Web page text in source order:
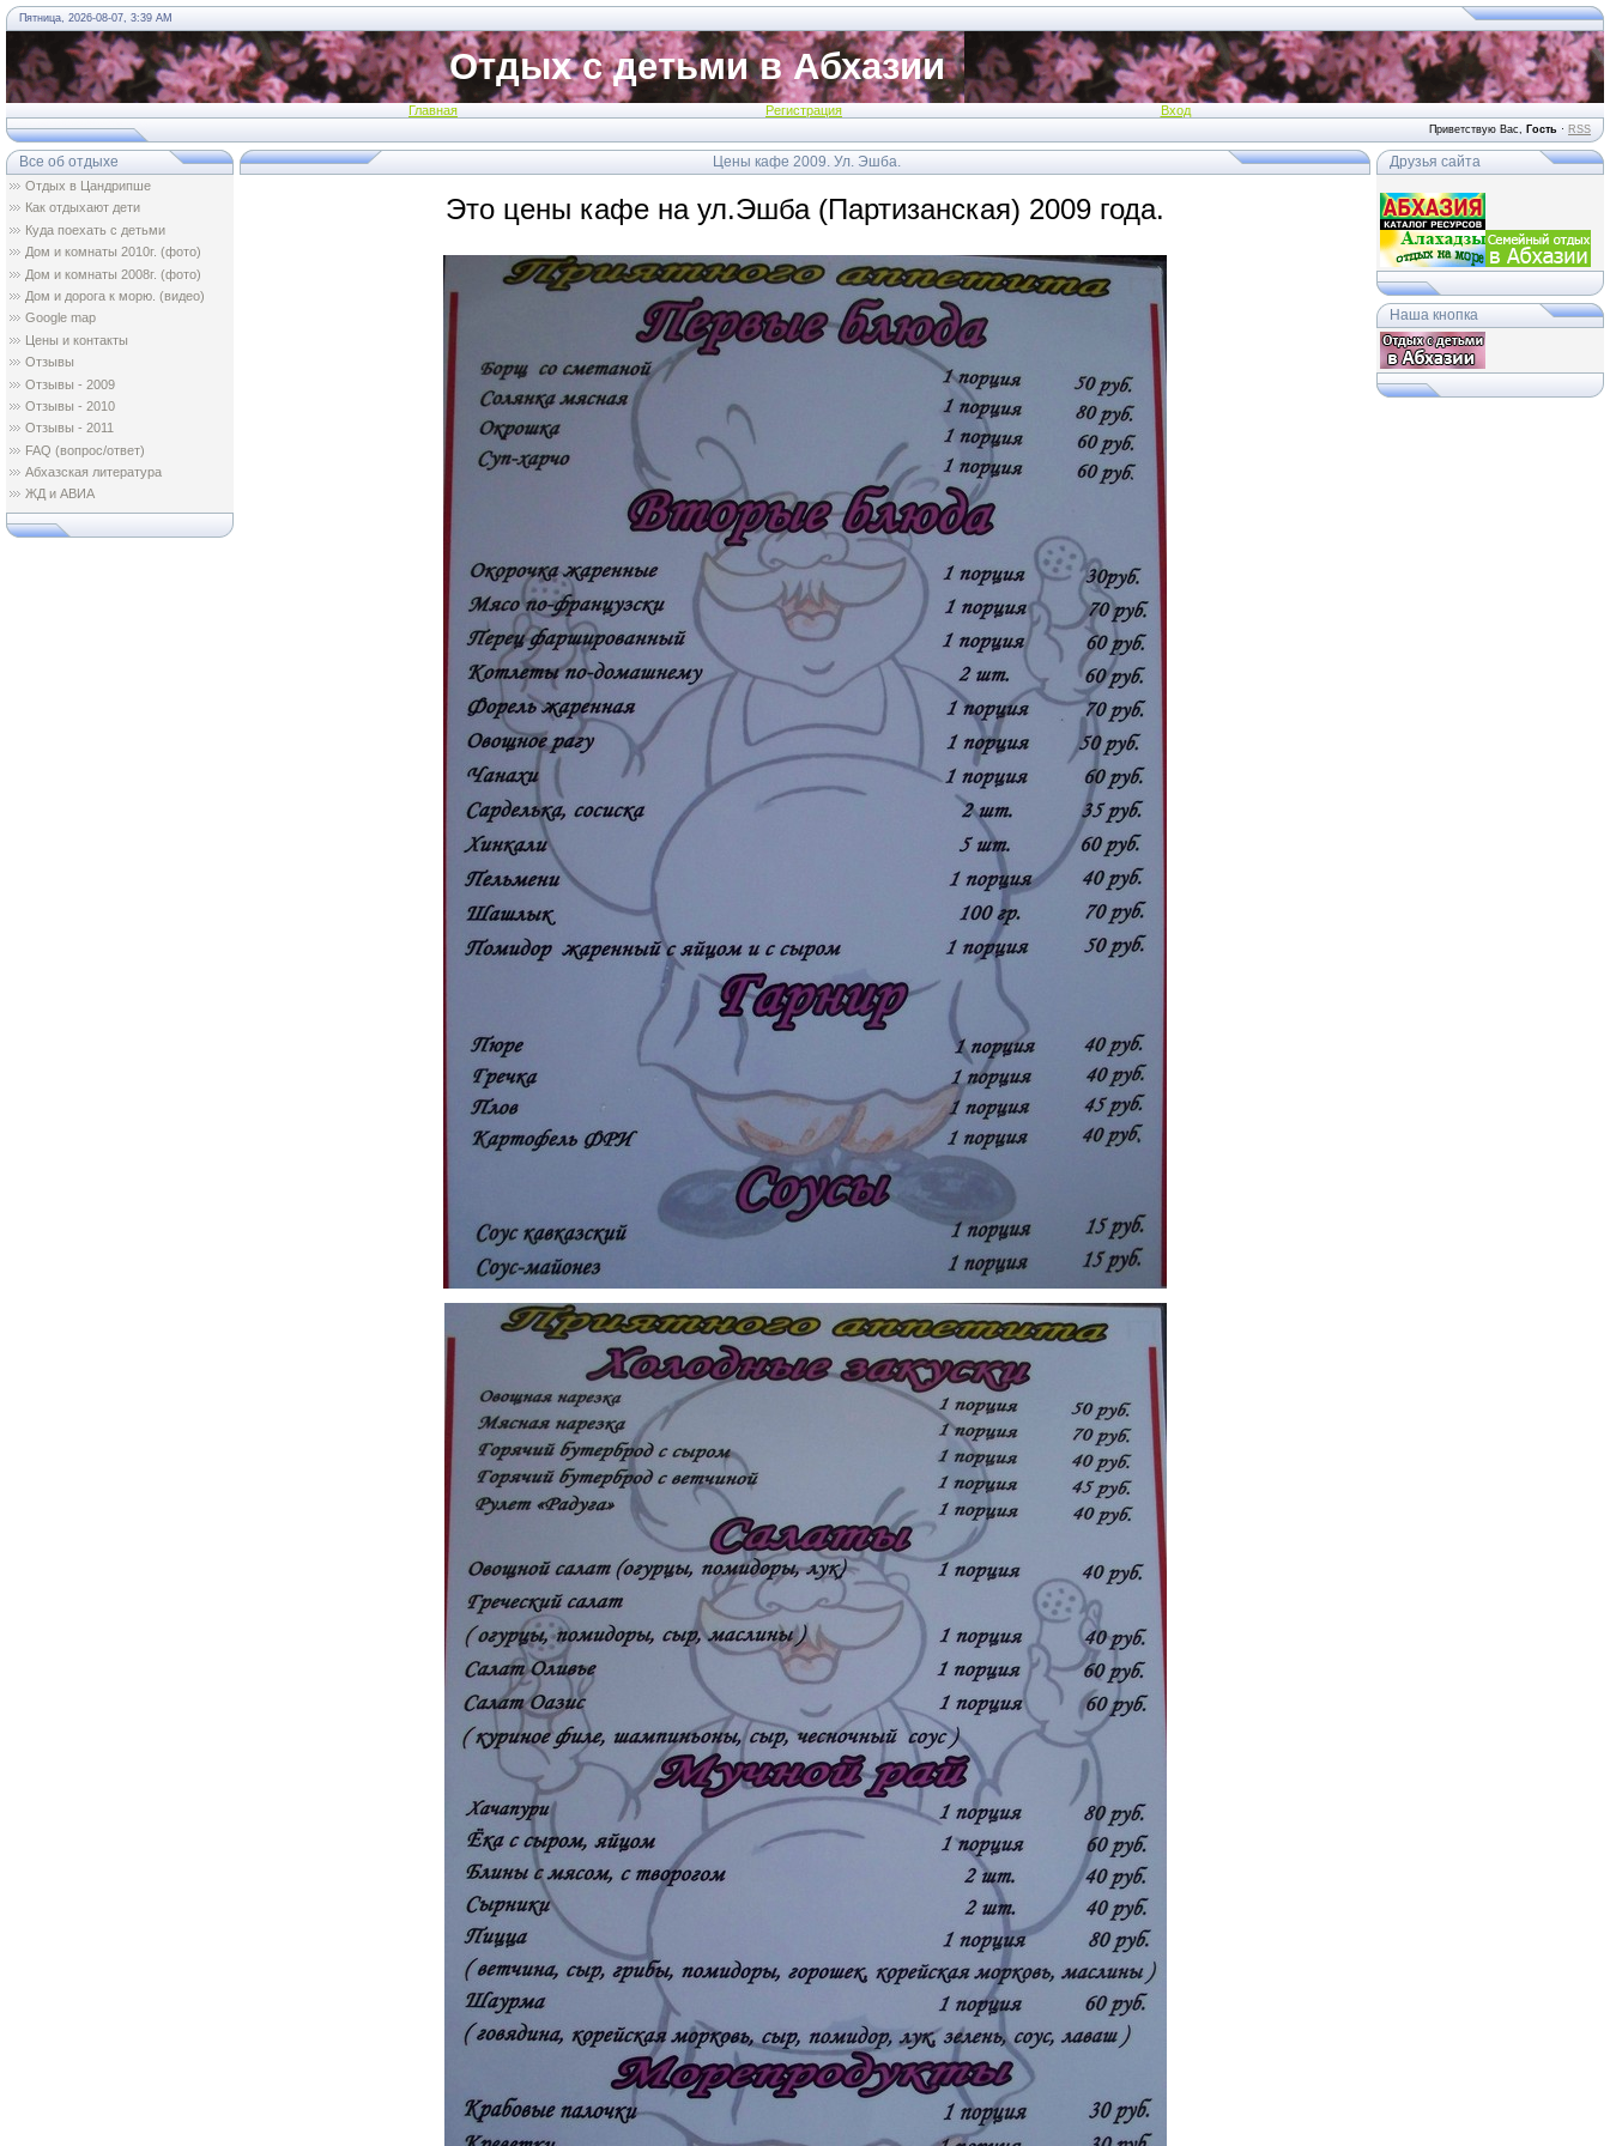
Пятница, 2026-08-07, 3:39 AM
Отдых с детьми в Абхазии
Главная Регистрация Вход
Приветствую Вас, Гость · RSS
Все об отдыхе
Отдых в Цандрипше
Как отдыхают дети
Куда поехать с детьми
Дом и комнаты 2010г. (фото)
Дом и комнаты 2008г. (фото)
Дом и дорога к морю. (видео)
Google map
Цены и контакты
Отзывы
Oтзывы - 2009
Oтзывы - 2010
Oтзывы - 2011
FAQ (вопрос/ответ)
Абхазская литература
ЖД и АВИА
Цены кафе 2009. Ул. Эшба.
Это цены кафе на ул.Эшба (Партизанская) 2009 года.
Друзья сайта
Наша кнопка